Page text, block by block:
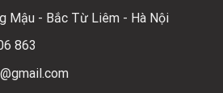
Mậu - Bắc Từ Liêm - Hà Nội
863